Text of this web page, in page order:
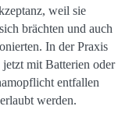
weil sie
brächten und auch
In der Praxis
mit Batterien oder
entfallen
werden.